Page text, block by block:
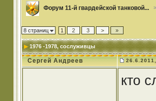
Форум 11-й гвардейской танковой...
8 страниц 1 2 3 > »
1976 -1978, сослуживцы
Сергей Андреев
кто